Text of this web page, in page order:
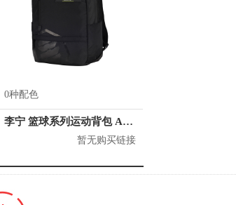
0种配色
李宁 篮球系列运动背包 ABSQ064
暂无购买链接